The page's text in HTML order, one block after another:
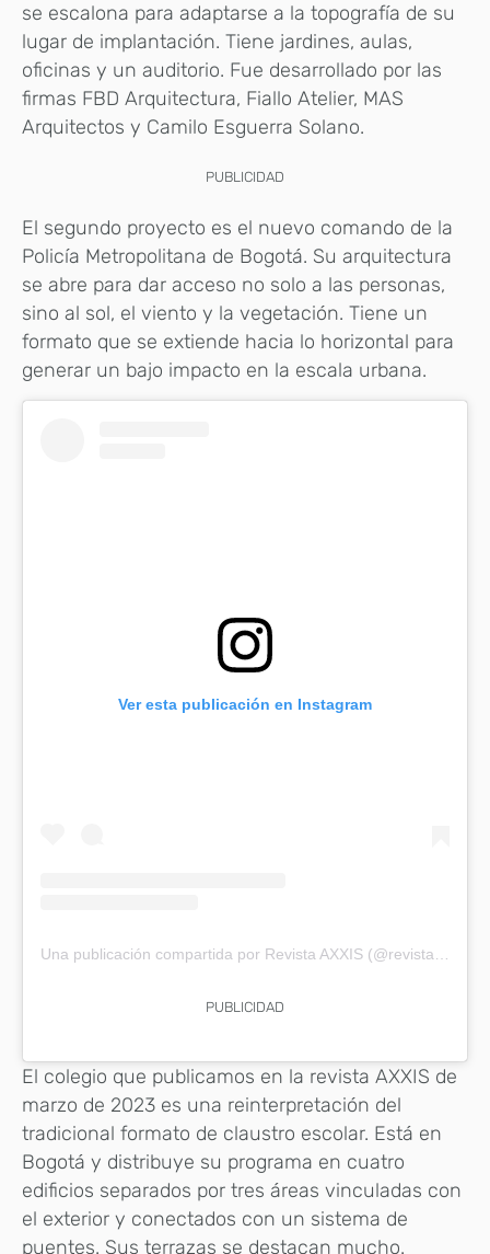
se escalona para adaptarse a la topografía de su
lugar de implantación. Tiene jardines, aulas,
oficinas y un auditorio. Fue desarrollado por las
firmas FBD Arquitectura, Fiallo Atelier, MAS
Arquitectos y Camilo Esguerra Solano.
PUBLICIDAD
El segundo proyecto es el nuevo comando de la
Policía Metropolitana de Bogotá. Su arquitectura
se abre para dar acceso no solo a las personas,
sino al sol, el viento y la vegetación. Tiene un
formato que se extiende hacia lo horizontal para
generar un bajo impacto en la escala urbana.
Ver esta publicación en Instagram
PUBLICIDAD
El colegio que publicamos en la revista AXXIS de
marzo de 2023 es una reinterpretación del
tradicional formato de claustro escolar. Está en
Bogotá y distribuye su programa en cuatro
edificios separados por tres áreas vinculadas con
el exterior y conectados con un sistema de
puentes. Sus terrazas se destacan mucho.